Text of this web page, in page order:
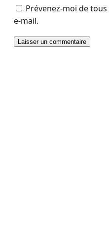
Prévenez-moi de
e-mail.